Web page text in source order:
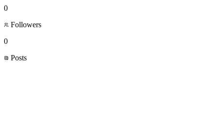
0
Followers
0
Posts